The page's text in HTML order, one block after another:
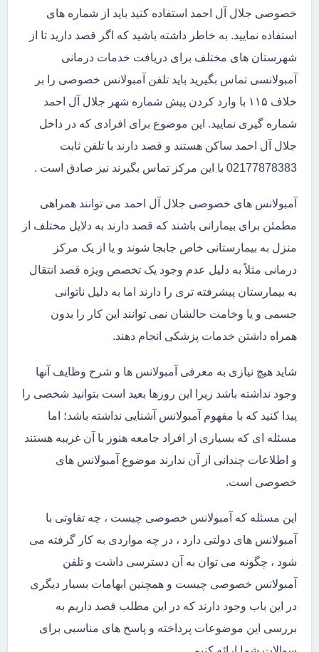
خصوصی جلال آل احمد استفاده کنید باید از شماره های
استفاده نمایید. به خاطر داشته باشید که اگر قصد دارید تا از
شهرستان های مختلف برای دریافت خدمات درمانی
آمبولانسی تماس بگیرید باید تلفن آمبولانس خصوصی را بر
خلاف ۱۱۵ با وارد کردن پیش شماره شهر جلال آل احمد
شماره گیری نمایید. این موضوع برای افرادی که در داخل
جلال آل احمد ساکن هستند و قصد دارند با تلفن ثابت
02177878383 با این مرکز تماس بگیرند نیز صادق است .
آمبولانس های خصوصی جلال آل احمد می توانند همراهی
مطمئن برای بیمارانی باشند که قصد دارند به دلایل مختلف از
منزل به بیمارستانی خاص جابجا شوند و یا از یک مرکز
درمانی مثلاً به دلیل عدم وجود یک تخصص ویژه قصد انتقال
به بیمارستان پیشرفته تری را دارند اما به دلیل ناتوانی
جسمی و یا وخامت حالشان نمی توانند این کار را بدون
همراه داشتن خدمات پزشکی انجام دهند.
شاید هیچ نیازی به معرفی آمبولانس ها و شرح وظایف آنها
وجود نداشته باشد زیرا این روزها بعید است بتوانید شخصی را
پیدا کنید که با مفهوم آمبولانس آشنایی نداشته باشد؛ اما
مسئله ای که بسیاری از افراد جامعه هنوز با آن غریبه هستند
و اطلاعات چندانی از آن ندارند موضوع آمبولانس های
خصوصی است.
این مسئله که آمبولانس خصوصی چیست ، چه تفاوتی با
آمبولانس های دولتی دارد ، در چه مواردی به کار گرفته می
شود ، چگونه می توان به آن دسترسی داشت و تلفن
آمبولانس خصوصی چیست و همچنین ابهامات بسیار دیگری
در این باب وجود دارند که در این مطلب قصد داریم به
بررسی این موضوعات پرداخته و پاسخ های مناسبی برای